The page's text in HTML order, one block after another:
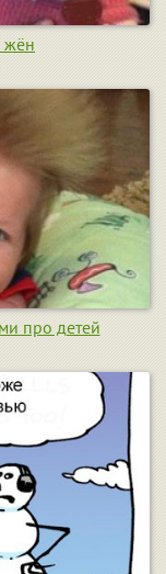
жён
про детей